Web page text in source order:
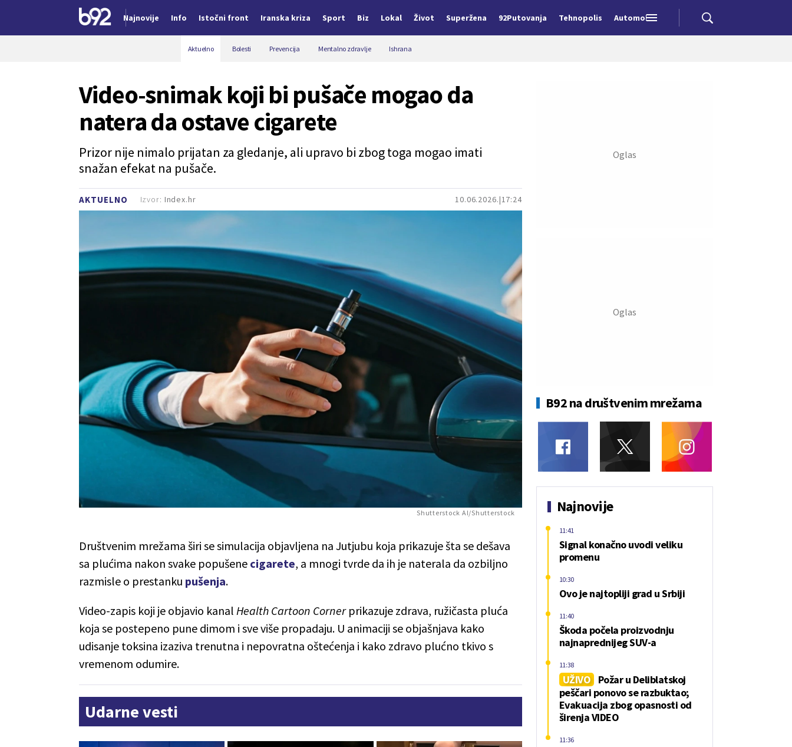
Najnovije Info Istočni front Iranska kriza Sport Biz Lokal Život Superžena 92Putovanja Tehnopolis Automobili
Aktuelno Bolesti Prevencija Mentalno zdravlje Ishrana
AKTUELNO 10.06.2026. 17:24
Video-snimak koji bi pušače mogao da
natera da ostave cigarete
Prizor nije nimalo prijatan za gledanje, ali upravo bi zbog toga mogao imati
snažan efekat na pušače.
Izvor: Index.hr
Shutterstock AI/Shutterstock
Društvenim mrežama širi se simulacija objavljena na Jutjubu koja prikazuje šta se dešava
sa plućima nakon svake popušene cigarete, a mnogi tvrde da ih je naterala da ozbiljno
razmisle o prestanku pušenja.
Video-zapis koji je objavio kanal Health Cartoon Cornerprikazuje zdrava, ružičasta pluća
koja se postepeno pune dimom i sve više propadaju. U animaciji se objašnjava kako
udisanje toksina izaziva trenutna i nepovratna oštećenja i kako zdravo plućno tkivo s
vremenom odumire.
Udarne vesti
B92 na društvenim mrežama
Najnovije
Signal konačno uvodi veliku
promenu
11:41
Ovo je najtopliji grad u Srbiji
10:30
Škoda počela proizvodnju
najnaprednijeg SUV-a
11:40
UŽIVO
Požar u Deliblatskoj
peščari ponovo se razbuktao;
Evakuacija zbog opasnosti od
širenja VIDEO
11:38
11:36